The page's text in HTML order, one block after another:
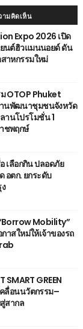
ามคิดเห็น
Expo 2026 เปิด
นต์ฮิวแมนนอยด์ ดัน
าหกรรมใหม่
OTOP Phuket
นพัฒนาชุมชนจังหวัด
านโปรโมชั่น 1
ชพฤกษ์
เลือกกิน ปลอดภัย
อตก. ยกระดับ
Mobility”
าสใหม่ให้เจ้าของรถ
SMART GREEN
คลื่อนนวัตกรรม–
สากล